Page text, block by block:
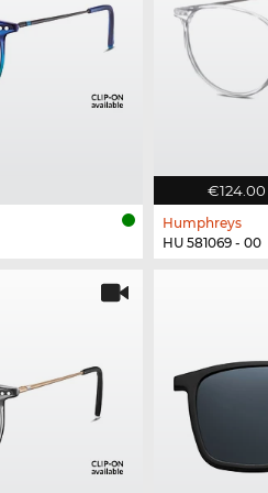
€124.00
Humphreys
HU 581069 - 00